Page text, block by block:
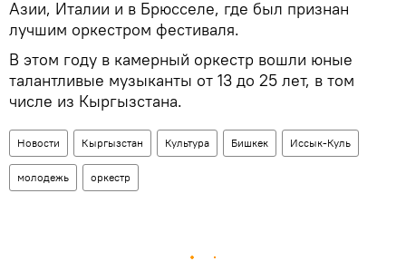
Азии, Италии и в Брюсселе, где был признан
лучшим оркестром фестиваля.
В этом году в камерный оркестр вошли юные
талантливые музыканты от 13 до 25 лет, в том
числе из Кыргызстана.
Новости Кыргызстан Культура Бишкек Иссык-Куль
молодежь оркестр